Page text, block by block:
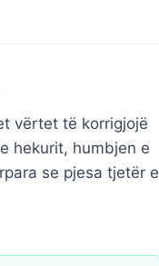
vërtet të korrigjojë
hekurit, humbjen e
se pjesa tjetër e